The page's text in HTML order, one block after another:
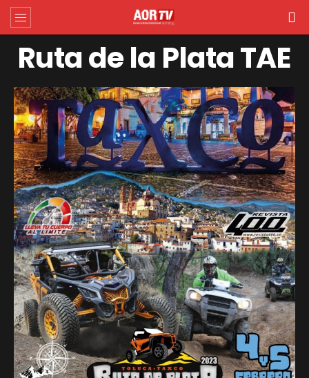
Ruta de la Plata TAE